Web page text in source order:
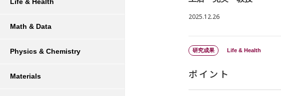
2025.12.26
研究成果 Life & Health
ポイント
Math & Data
Physics & Chemistry
Materials